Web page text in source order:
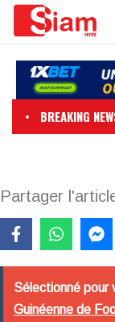
BREAKING
Partager
Sélectionné pour
Guinéenne de